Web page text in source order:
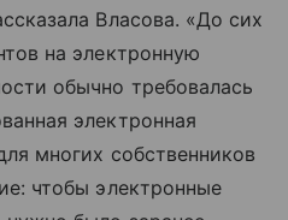
Власова. «До сих
на электронную
обычно требовалась
электронная
многих собственников
чтобы электронные